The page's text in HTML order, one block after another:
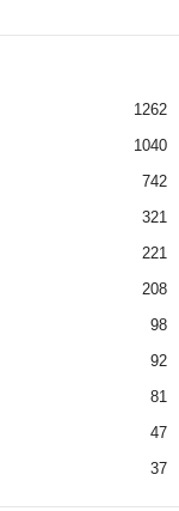
1262
1040
742
321
221
208
98
92
81
47
37